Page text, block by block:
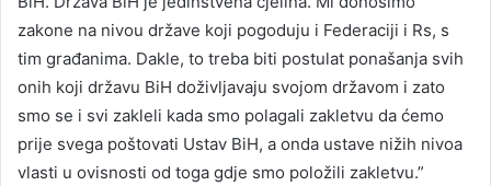
zakone na nivou države koji pogoduju i Federaciji i Rs, s
tim građanima. Dakle, to treba biti postulat ponašanja svih
onih koji državu BiH doživljavaju svojom državom i zato
smo se i svi zakleli kada smo polagali zakletvu da ćemo
prije svega poštovati Ustav BiH, a onda ustave nižih nivoa
vlasti u ovisnosti od toga gdje smo položili zakletvu.”